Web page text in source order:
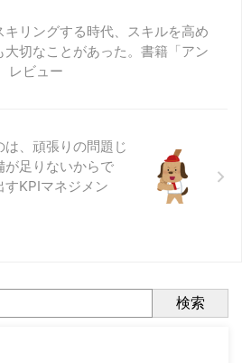
キリングする時代、スキルを高め
大切なことがあった。書籍「アン
レビュー
、頑張りの問題じ
が足りないからで
KPIマネジメン
検索